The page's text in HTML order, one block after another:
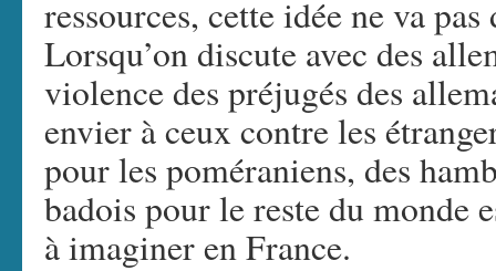
ressources, cette idée ne va
Lorsqu’on discute avec des
violence des préjugés des
envier à ceux contre les
pour les poméraniens, des
badois pour le reste du monde
à imaginer en France.